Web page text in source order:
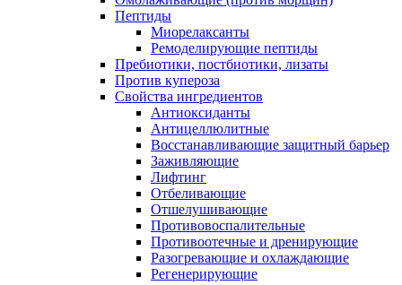
Пептиды
Миорелаксанты
Ремоделирующие пептиды
Пребиотики, постбиотики, лизаты
Против купероза
Свойства ингредиентов
Антиоксиданты
Антицеллюлитные
Восстанавливающие защитный барьер
Заживляющие
Лифтинг
Отбеливающие
Отшелушивающие
Противовоспалительные
Противоотечные и дренирующие
Разогревающие и охлаждающие
Регенерирующие